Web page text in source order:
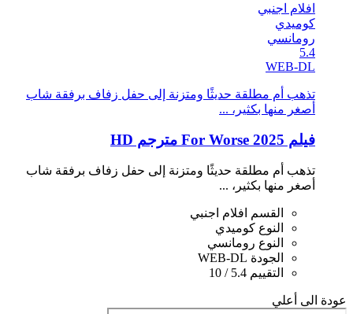
افلام اجنبي
كوميدي
رومانسي
5.4
WEB-DL
تذهب أم مطلقة حديثًا ومتزنة إلى حفل زفاف برفقة شاب
أصغر منها بكثير، ...
فيلم For Worse 2025 مترجم HD
تذهب أم مطلقة حديثًا ومتزنة إلى حفل زفاف برفقة شاب
أصغر منها بكثير، ...
القسم
افلام اجنبي
النوع كوميدي
النوع رومانسي
الجودة WEB-DL
التقييم 5.4 / 10
عودة الى أعلي